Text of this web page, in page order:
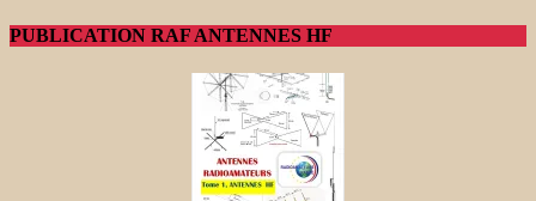
PUBLICATION RAF ANTENNES HF